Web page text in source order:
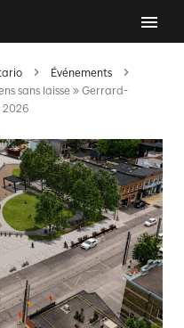
Événements
sans laisse » Gerrard-
2026